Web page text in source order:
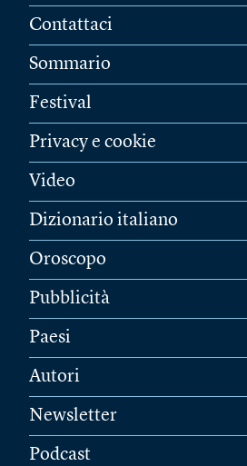
Contattaci
Sommario
Festival
Privacy e cookie
Video
Dizionario italiano
Oroscopo
Pubblicità
Paesi
Autori
Newsletter
Podcast